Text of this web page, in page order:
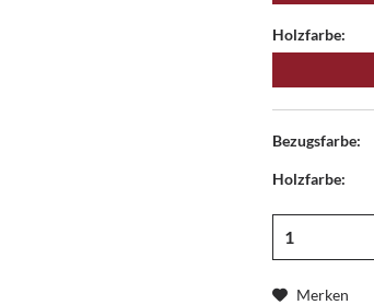
Holzfarbe:
Bezugsfarbe:
Holzfarbe:
Merken